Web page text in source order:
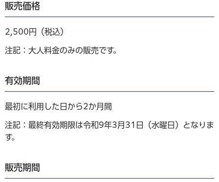
販売価格
2,500円（税込）
注記：大人料金のみの販売です。
有効期間
最初に利用した日から2か月間
注記：最終有効期限は令和9年3月31日（水曜日）となりま
す。
販売期間